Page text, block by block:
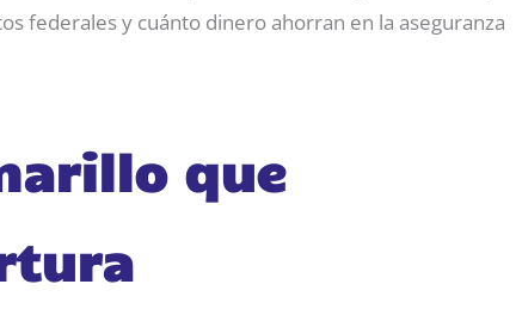
federales y cuánto dinero ahorran en la aseguranza
que